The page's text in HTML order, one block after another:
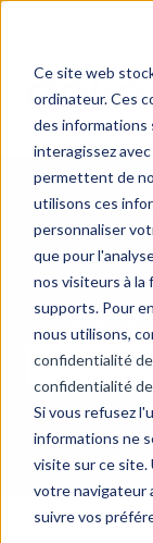
Ce site web
ordinateur. Ces
des informations
interagissez
permettent de
utilisons ces
personnaliser
que pour
nos visiteurs à la
supports. Pour
nous utilisons,
confidentialité
confidentialité
Si vous refusez
informations ne
visite sur ce site.
votre navigateur
suivre vos
Bonjour.
vous
Il n'y a
Centre d'aide